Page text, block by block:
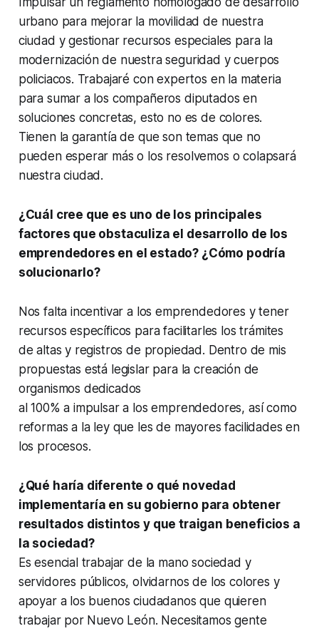
urbano para mejorar la movilidad de nuestra
ciudad y gestionar recursos especiales para la
modernización de nuestra seguridad y cuerpos
policiacos. Trabajaré con expertos en la materia
para sumar a los compañeros diputados en
soluciones concretas, esto no es de colores.
Tienen la garantía de que son temas que no
pueden esperar más o los resolvemos o colapsará
nuestra ciudad.
¿Cuál cree que es uno de los principales
factores que obstaculiza el desarrollo de los
emprendedores en el estado? ¿Cómo podría
solucionarlo?
Nos falta incentivar a los emprendedores y tener
recursos específicos para facilitarles los trámites
de altas y registros de propiedad. Dentro de mis
propuestas está legislar para la creación de
organismos dedicados
al 100% a impulsar a los emprendedores, así como
reformas a la ley que les de mayores facilidades en
los procesos.
¿Qué haría diferente o qué novedad
implementaría en su gobierno para obtener
resultados distintos y que traigan beneficios a
la sociedad?
Es esencial trabajar de la mano sociedad y
servidores públicos, olvidarnos de los colores y
apoyar a los buenos ciudadanos que quieren
trabajar por Nuevo León. Necesitamos gente